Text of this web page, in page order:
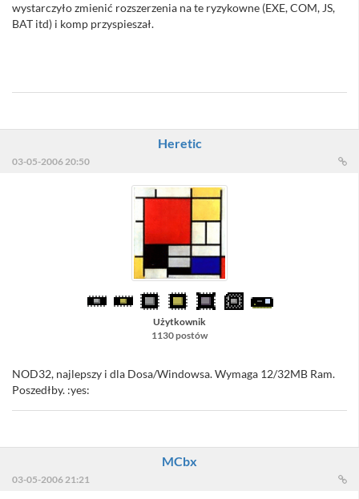
wystarczyło zmienić rozszerzenia na te ryzykowne (EXE, COM, JS,
BAT itd) i komp przyspieszał.
Heretic
03-05-2006 20:50
Użytkownik
1130 postów
NOD32, najlepszy i dla Dosa/Windowsa. Wymaga 12/32MB Ram.
Poszedłby. :yes:
MCbx
03-05-2006 21:21